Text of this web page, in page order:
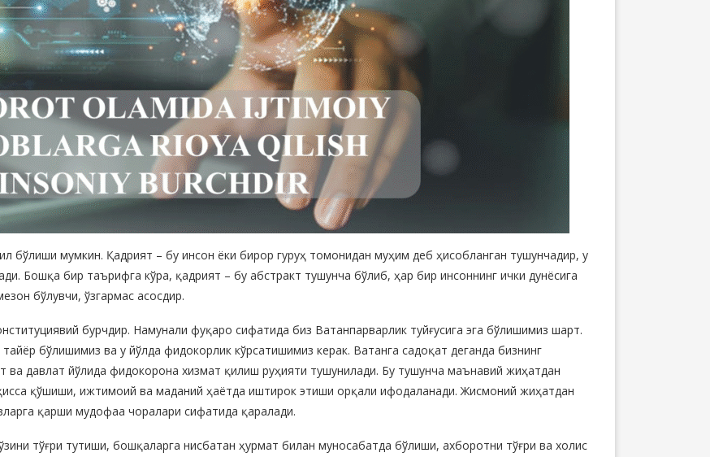
бўлиши мумкин. Қадрият – бу инсон ёки бирор гуруҳ томонидан муҳим деб ҳисобланган тушунчадир, у
Бошқа бир таърифга кўра, қадрият – бу абстракт тушунча бўлиб, ҳар бир инсоннинг ички дунёсига
бўлувчи, ўзгармас асосдир.
бурчдир. Намунали фуқаро сифатида биз Ватанпарварлик туйғусига эга бўлишимиз шарт.
бўлишимиз ва у йўлда фидокорлик кўрсатишимиз керак. Ватанга садоқат деганда бизнинг
давлат йўлида фидокорона хизмат қилиш руҳияти тушунилади. Бу тушунча маънавий жиҳатдан
қўшиши, ижтимоий ва маданий ҳаётда иштирок этиши орқали ифодаланади. Жисмоний жиҳатдан
қарши мудофаа чоралари сифатида қаралади.
тўғри тутиши, бошқаларга нисбатан ҳурмат билан муносабатда бўлиши, ахборотни тўғри ва хoлис